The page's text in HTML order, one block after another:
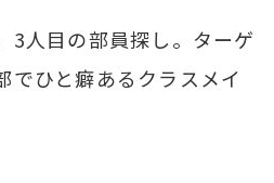
3人目の部員探し。ターゲ
でひと癖あるクラスメイ